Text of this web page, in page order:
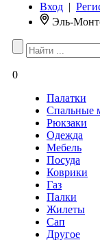
Вход |
Эль-
0
Палатки
Спальные
Рюкзаки
Одежда
Мебель
Посуда
Коврики
Газ
Палки
Жилеты
Сап
Другое